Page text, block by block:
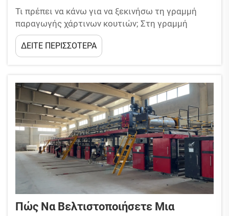
Τι πρέπει να κάνω για να ξεκινήσω τη γραμμή
παραγωγής χάρτινων κουτιών; Στη γραμμή
παραγωγής χάρτινων κουτιών, το πρώτο βήμα
δεν είναι απλώς η απόκτηση των μηχανημάτων
και η άμεση έναρξη της παραγωγής κουτιών σε
ΔΕΙΤΕ ΠΕΡΙΣΣΟΤΕΡΑ
Πώς Να Βελτιστοποιήσετε Μια